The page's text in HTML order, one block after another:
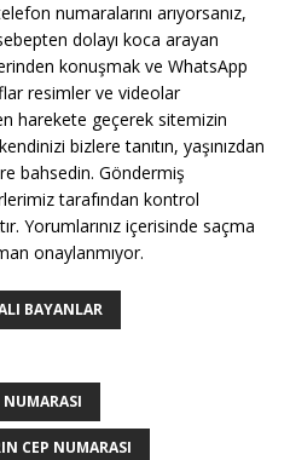
numaralarını arıyorsanız,
dolayı koca arayan
konuşmak ve WhatsApp
resimler ve videolar
harekete geçerek sitemizin
bizlere tanıtın, yaşınızdan
bahsedin. Göndermiş
tarafından kontrol
Yorumlarınız içerisinde saçma
onaylanmıyor.
BAYANLAR
CEP NUMARASI